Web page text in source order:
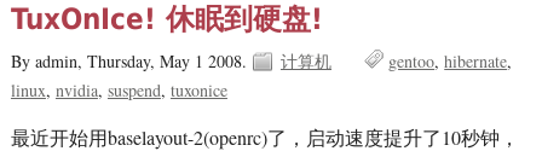
TuxOnIce! 休眠到硬盘!
By admin, Thursday, May 1 2008. 计算机 gentoo hibernate
linux nvidia suspend tuxonice
最近开始用baselayout-2(openrc)了，启动速度提升了10秒钟，